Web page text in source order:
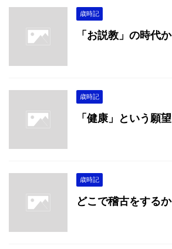
歳時記
「お説教」の時代か
歳時記
「健康」という願望
歳時記
どこで稽古をするか